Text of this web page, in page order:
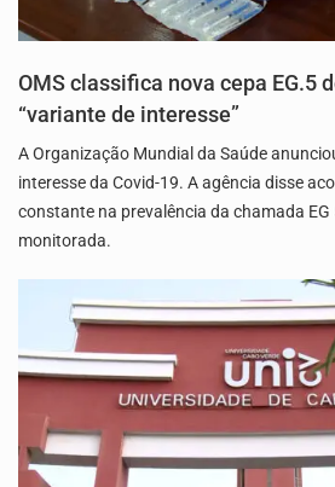
OMS classifica nova cepa EG.5
“variante de interesse”
A Organização Mundial da Saúde
interesse da Covid-19. A agência disse
constante na prevalência da chamada
monitorada.